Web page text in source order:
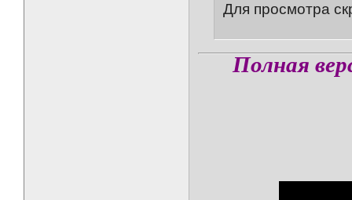
Для просмотра
Полная